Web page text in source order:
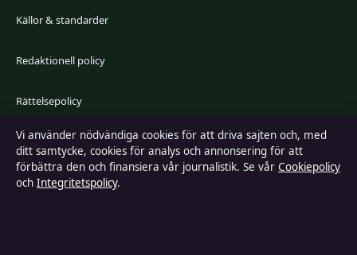
Källor & standarder
Redaktionell policy
Rättelsepolicy
Faktagranskningspolicy
Ägande & finansiering
Vi använder nödvändiga cookies för att driva sajten och, med
ditt samtycke, cookies för analys och annonsering för att
förbättra den och finansiera vår journalistik. Se vår Cookiepolicy
och Integritetspolicy.